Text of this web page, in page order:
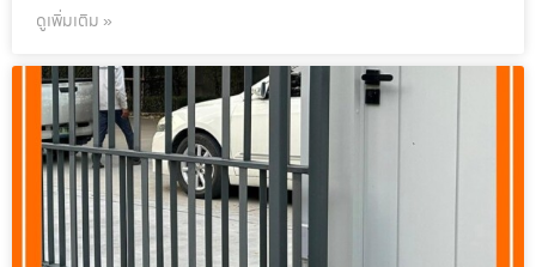
ดูเพิ่มเติม »